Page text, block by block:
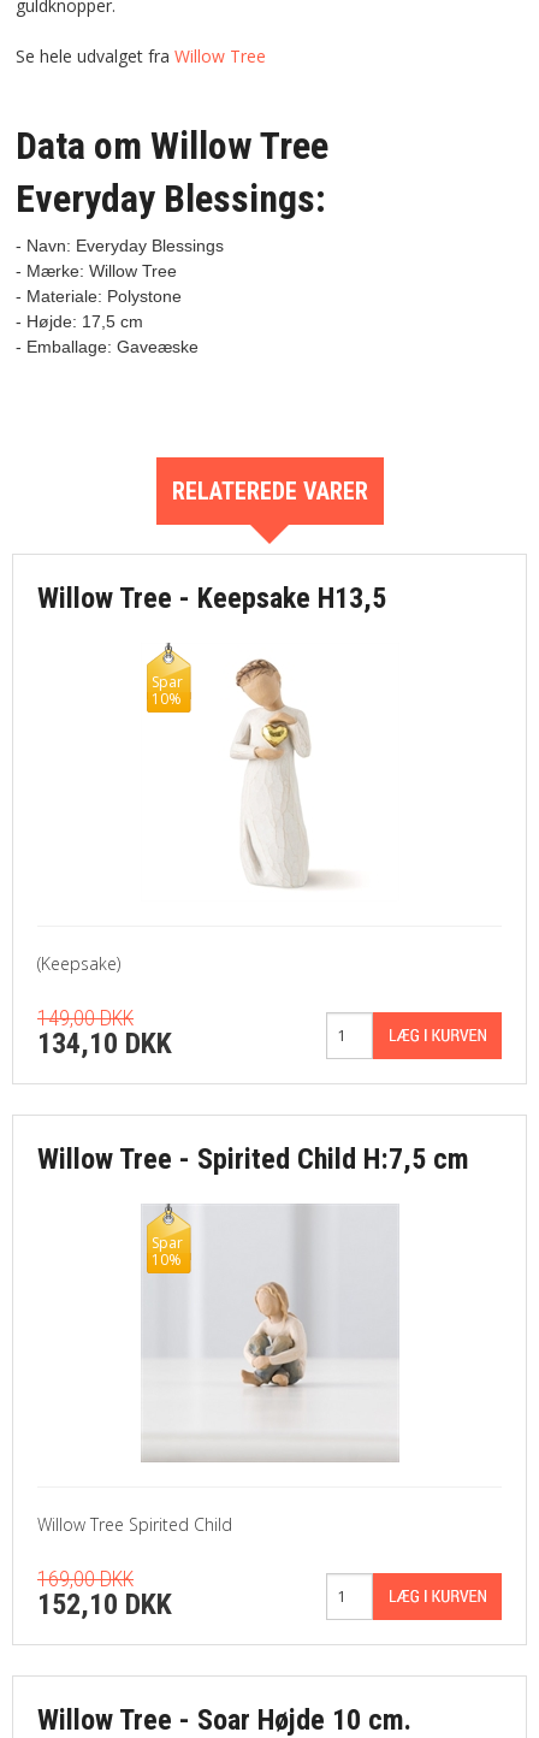
guldknopper.
Se hele udvalget fra Willow Tree
Data om Willow Tree
Everyday Blessings:
- Navn: Everyday Blessings
- Mærke: Willow Tree
- Materiale: Polystone
- Højde: 17,5 cm
- Emballage: Gaveæske
RELATEREDE VARER
Willow Tree - Keepsake H13,5
Spar
10%
(Keepsake)
149,00 DKK
134,10 DKK
Willow Tree - Spirited Child H:7,5 cm
Spar
10%
Willow Tree Spirited Child
169,00 DKK
152,10 DKK
Willow Tree - Soar Højde 10 cm.